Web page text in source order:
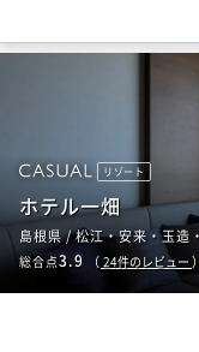
リゾート
ホテル一畑
島根県 / 松江・安来・玉造
総合点3.9 （ 24件のレビュー ）